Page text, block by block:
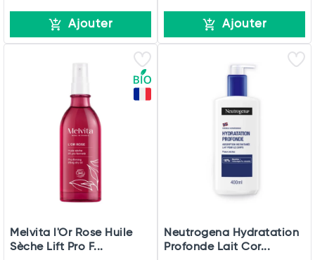
Commander
Ajouter Ajouter
Melvita l'Or Rose Huile
Sèche Lift Pro F...
Neutrogena Hydratation
Profonde Lait Cor...